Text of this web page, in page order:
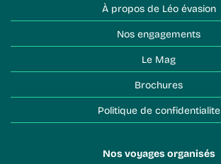
À propos de Léo évasion
Nos engagements
Le Mag
Brochures
Politique de confidentialite
Nos voyages organisés